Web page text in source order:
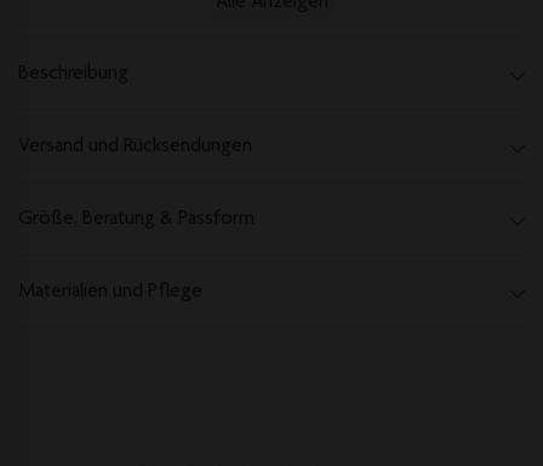
Beschreibung
Versand und Rücksendungen
Größe, Beratung & Passform
Materialien und Pflege